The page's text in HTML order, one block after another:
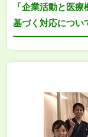
「企業活動と医
基づく対応につい